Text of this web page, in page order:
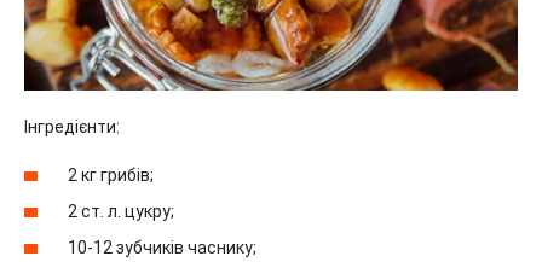
Інгредієнти:
2 кг грибів;
2 ст. л. цукру;
10-12 зубчиків часнику;